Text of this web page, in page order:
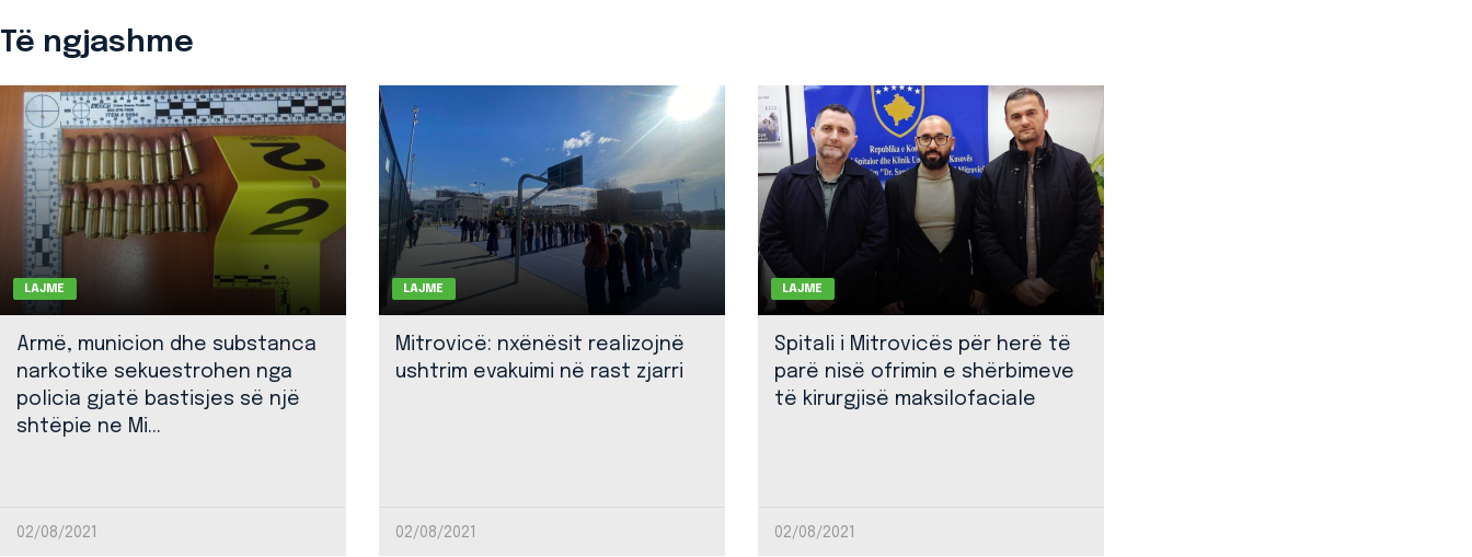
Të ngjashme
LAJME
Armë, municion dhe substanca
narkotike sekuestrohen nga
policia gjatë bastisjes së një
shtëpie ne Mi...
02/08/2021
LAJME
Mitrovicë: nxënësit realizojnë
ushtrim evakuimi në rast zjarri
02/08/2021
LAJME
Spitali i Mitrovicës për herë të
parë nisë ofrimin e shërbimeve
të kirurgjisë maksilofaciale
02/08/2021